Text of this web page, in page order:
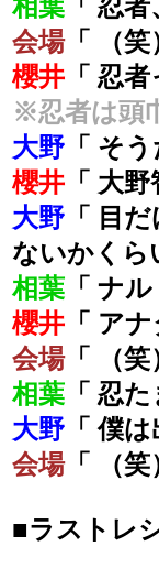
相葉 「 忍
会場「 （笑
櫻井 「 忍
※忍者は頭
大野 「 そう
櫻井 「 大
大野 「 目
ないかくら
相葉 「 ナ
櫻井 「 ア
会場「 （笑
相葉 「 忍
大野 「 僕
会場「 （笑
■ラストレ